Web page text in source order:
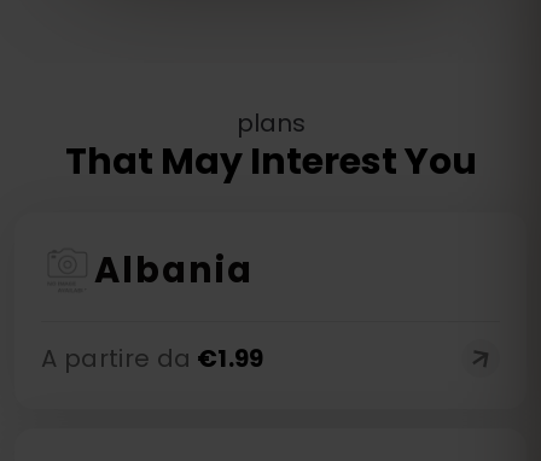
plans
That May Interest You
Albania
A partire da €1.99